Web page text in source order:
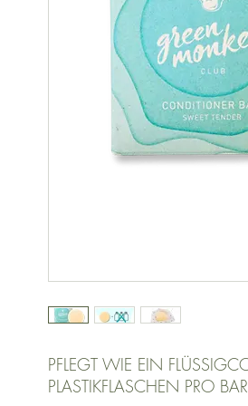
PFLEGT WIE EIN
PLASTIKFLASCHEN PRO BAR